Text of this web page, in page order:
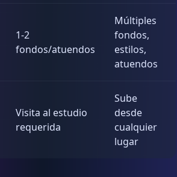
1-2
fondos/atuendos
Múltiples
fondos,
estilos,
atuendos
Visita al estudio
requerida
Sube
desde
cualquier
lugar